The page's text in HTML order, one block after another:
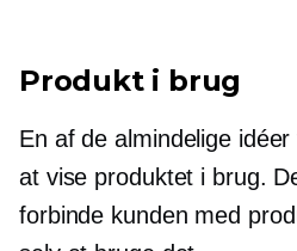
Produkt i brug
En af de almindelige
at vise produktet i brug.
forbinde kunden med